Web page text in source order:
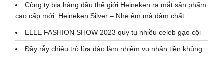
Công ty bia hàng đầu thế giới Heineken ra mắt sản phẩm
cao cấp mới: Heineken Silver – Nhẹ êm mà đậm chất
ELLE FASHION SHOW 2023 quy tụ nhiều celeb gạo cội
Đầy rẫy chiêu trò lừa đảo làm nhiệm vụ nhận tiền khủng